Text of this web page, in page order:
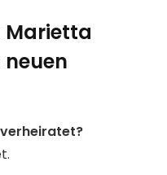
Marietta